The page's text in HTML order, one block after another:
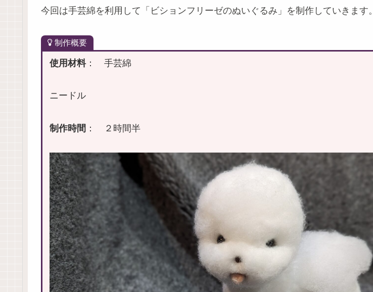
今回は手芸綿を利用して「ビションフリーゼのぬいぐるみ」を制作していきます。
制作概要
使用材料： 手芸綿
ニードル
制作時間 ： ２時間半